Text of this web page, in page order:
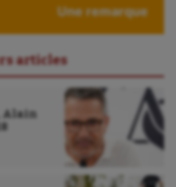
Une remarque
articles
Alain